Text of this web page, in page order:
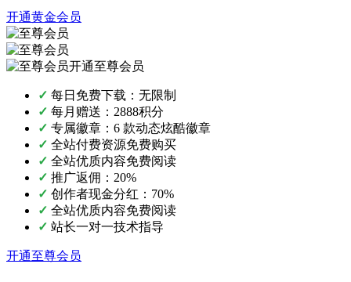
开通黄金会员
开通至尊会员
✓ 每日免费下载：无限制
✓ 每月赠送：2888积分
✓ 专属徽章：6 款动态炫酷徽章
✓ 全站付费资源免费购买
✓ 全站优质内容免费阅读
✓ 推广返佣：20%
✓ 创作者现金分红：70%
✓ 全站优质内容免费阅读
✓ 站长一对一技术指导
开通至尊会员